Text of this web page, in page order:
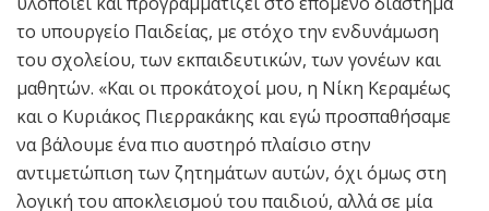
το υπουργείο Παιδείας, με στόχο την ενδυνάμωση
του σχολείου, των εκπαιδευτικών, των γονέων και
μαθητών. «Και οι προκάτοχοί μου, η Νίκη Κεραμέως
και ο Κυριάκος Πιερρακάκης και εγώ προσπαθήσαμε
να βάλουμε ένα πιο αυστηρό πλαίσιο στην
αντιμετώπιση των ζητημάτων αυτών, όχι όμως στη
λογική του αποκλεισμού του παιδιού, αλλά σε μία